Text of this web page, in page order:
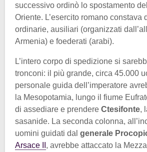
successivo ordinò lo spostamento
Oriente. L’esercito romano constava
ordinarie, ausiliari (organizzati
Armenia) e foederati (arabi).
L’intero corpo di spedizione si
tronconi: il più grande, circa 45.000
personale guida dell’imperatore
la Mesopotamia, lungo il fiume
di assediare e prendere Ctesifonte,
sasanide. La seconda colonna,
uomini guidati dal generale
Arsace II , avrebbe attaccato la